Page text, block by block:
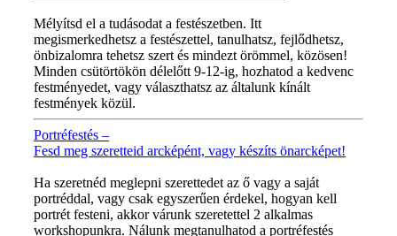
Mélyítsd el a tudásodat a festészetben. Itt
megismerkedhetsz a festészettel, tanulhatsz, fejlődhetsz,
önbizalomra tehetsz szert és mindezt örömmel, közösen!
Minden csütörtökön délelőtt 9-12-ig, hozhatod a kedvenc
festményedet, vagy választhatsz az általunk kínált
festmények közül.
Portréfestés –
Fesd meg szeretteid arcképént, vagy készíts önarcképet!
Ha szeretnéd meglepni szerettedet az ő vagy a saját
portréddal, vagy csak egyszerűen érdekel, hogyan kell
portrét festeni, akkor várunk szeretettel 2 alkalmas
workshopunkra. Nálunk megtanulhatod a portréfestés